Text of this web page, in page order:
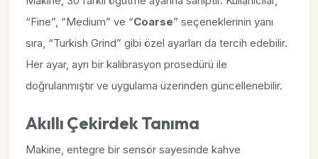
“Fine”, “Medium” ve “Coarse” seçeneklerinin yanı
sıra, “Turkish Grind” gibi özel ayarları da tercih edebilir.
Her ayar, ayrı bir kalibrasyon prosedürü ile
doğrulanmıştır ve uygulama üzerinden güncellenebilir.
Akıllı Çekirdek Tanıma
Makine, entegre bir sensör sayesinde kahve